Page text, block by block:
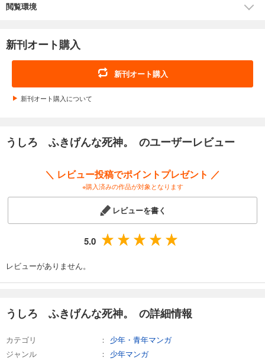
閲覧環境
新刊オート購入
新刊オート購入
新刊オート購入について
うしろ ふきげんな死神。 のユーザーレビュー
＼ レビュー投稿でポイントプレゼント ／
※購入済みの作品が対象となります
レビューを書く
5.0
レビューがありません。
うしろ ふきげんな死神。 の詳細情報
カテゴリ
少年・青年マンガ
ジャンル
少年マンガ